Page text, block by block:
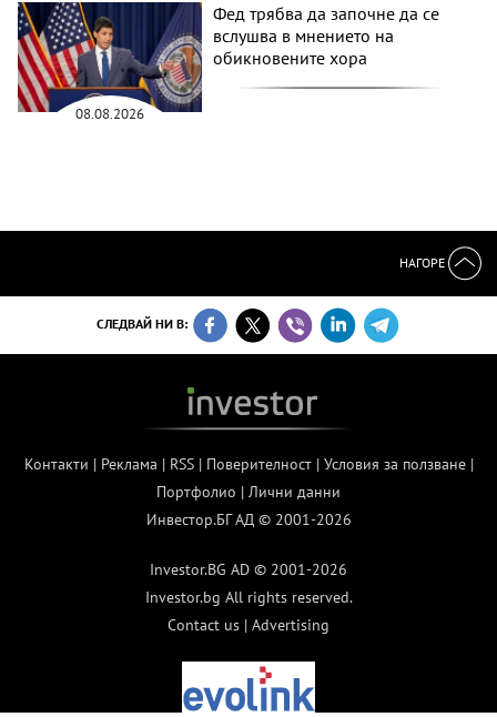
08.08.2026
Фед трябва да започне да се
вслушва в мнението на
обикновените хора
НАГОРЕ
СЛЕДВАЙ НИ В:
Контакти | Реклама | RSS| Поверителност| Условия за ползване|
Портфолио | Лични данни
Инвестор.БГ АД © 2001-2026
Investor.BG AD © 2001-2026
Investor.bg All rights reserved.
Contact us | Advertising